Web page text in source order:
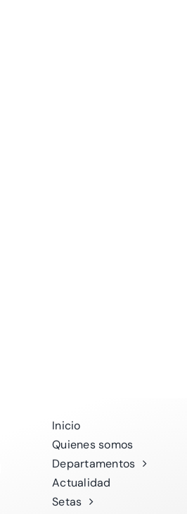
Inicio
Quienes somos
Departamentos
Actualidad
Setas